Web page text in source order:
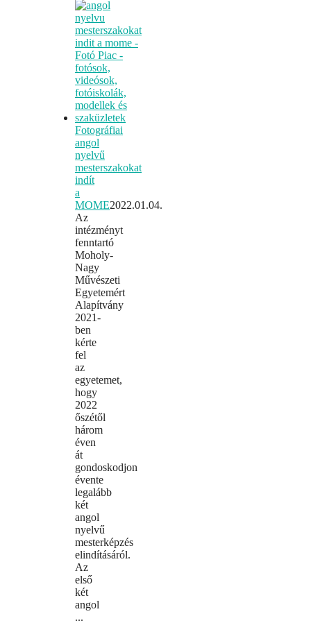
Fotográfiai
angol
nyelvű
mesterszakokat
indít
a
MOME2022.01.04.
Az
intézményt
fenntartó
Moholy-
Nagy
Művészeti
Egyetemért
Alapítvány
2021-
ben
kérte
fel
az
egyetemet,
hogy
2022
őszétől
három
éven
át
gondoskodjon
évente
legalább
két
angol
nyelvű
mesterképzés
elindításáról.
Az
első
két
angol
...